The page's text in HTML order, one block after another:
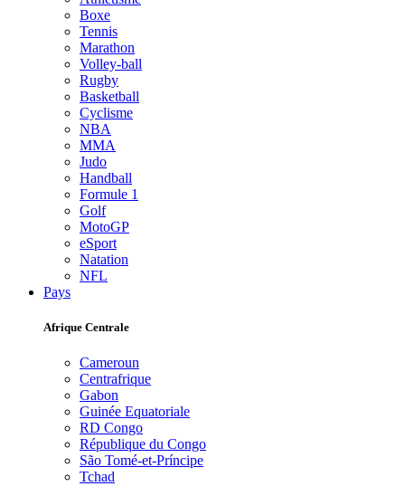
Boxe
Tennis
Marathon
Volley-ball
Rugby
Basketball
Cyclisme
NBA
MMA
Judo
Handball
Formule 1
Golf
MotoGP
eSport
Natation
NFL
Pays
Afrique Centrale
Cameroun
Centrafrique
Gabon
Guinée Equatoriale
RD Congo
République du Congo
São Tomé-et-Príncipe
Tchad